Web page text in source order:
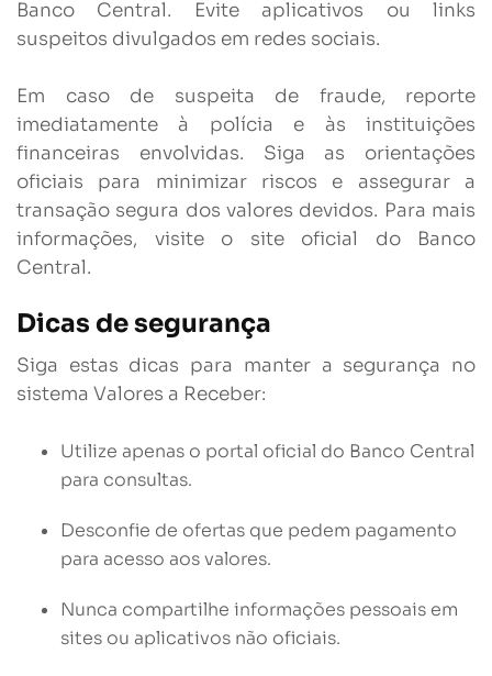
Banco Central. Evite aplicativos ou links
suspeitos divulgados em redes sociais.
Em caso de suspeita de fraude, reporte
imediatamente à polícia e às instituições
financeiras envolvidas. Siga as orientações
oficiais para minimizar riscos e assegurar a
transação segura dos valores devidos. Para mais
informações, visite o site oficial do Banco
Central.
Dicas de segurança
Siga estas dicas para manter a segurança no
sistema Valores a Receber:
Utilize apenas o portal oficial do Banco Central
para consultas.
Desconfie de ofertas que pedem pagamento
para acesso aos valores.
Nunca compartilhe informações pessoais em
sites ou aplicativos não oficiais.